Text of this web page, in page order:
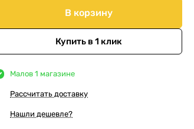
В корзину
Купить в 1 клик
Малов 1 магазине
Рассчитать доставку
Нашли дешевле?